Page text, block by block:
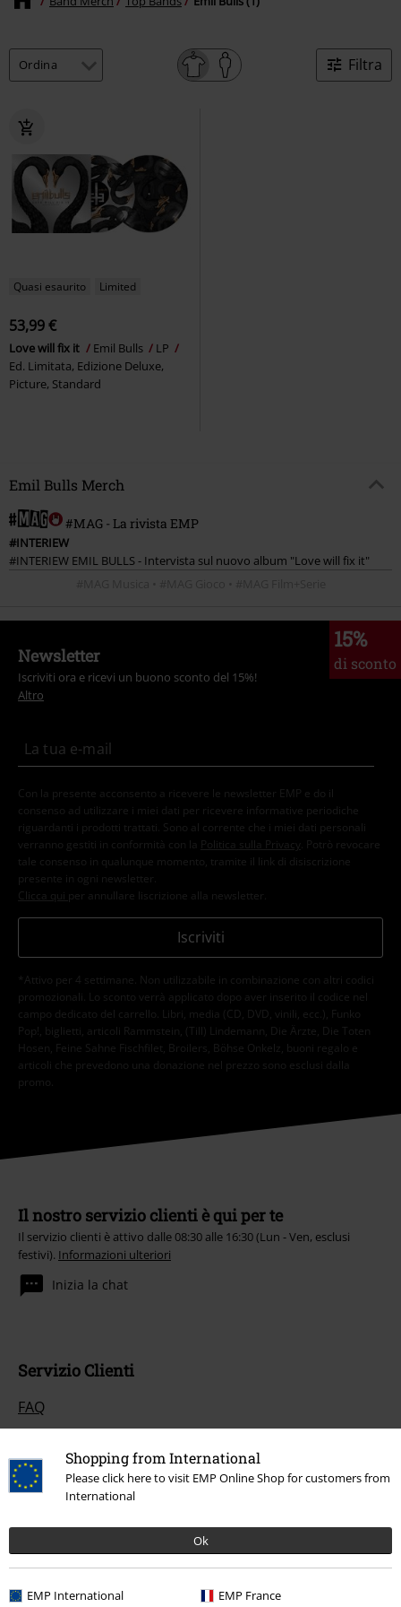
Shopping from International
Please click here to visit EMP Online Shop for customers from
International
Ok
EMP International EMP France
Filtra
Quasi esaurito Limited
53,99 €
Love will fix it Emil Bulls
LP
Ed. Limitata, Edizione Deluxe,
Picture, Standard
Emil Bulls Merch
#MAG - La rivista EMP
#INTERIEW
#INTERIEW EMIL BULLS - Intervista sul nuovo album "Love will fix it"
15%
di sconto
Newsletter
Iscriviti ora e ricevi un buono sconto del 15%!
Altro
Con la presente acconsento a ricevere le newsletter EMP e do il
consenso ad utilizzare i miei dati per ricevere informative periodiche
riguardanti i prodotti trattati. Sono al corrente che i miei dati personali
verranno gestiti in conformità con la
Politica sulla Privacy
. Potrò revocare
tale consenso in qualunque momento, tramite il link di disiscrizione
presente in ogni newsletter.
Clicca qui per annullare liscrizione alla newsletter.
Iscriviti
*Attivo per 4 settimane. Non utilizzabile in combinazione con altri codici
promozionali. Lo sconto verrà applicato dopo aver inserito il codice nel
campo dedicato del carrello. Libri, media (CD, DVD, vinili, ecc.), Funko
Pop!, biglietti, articoli Rammstein, (Till) Lindemann, Die Ärzte, Die Toten
Hosen, Feine Sahne Fischfilet, Broilers, Böhse Onkelz, buoni regalo e
articoli che prevedono una donazione nel prezzo sono esclusi dalla
promo.
Il nostro servizio clienti è qui per te
Il servizio clienti è attivo dalle 08:30 alle 16:30 (Lun - Ven, esclusi
festivi). Informazioni ulteriori
Inizia la chat
Servizio Clienti
FAQ
Rendi un articolo
Cancella la tua iscrizione al BSC
Metodi di Pagamento